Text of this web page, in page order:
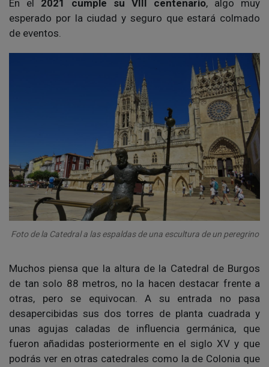
En el 2021 cumple su VIII centenario, algo muy
esperado por la ciudad y seguro que estará colmado
de eventos.
Foto de la Catedral a las espaldas de una escultura de un peregrino
Muchos piensa que la altura de la Catedral de Burgos
de tan solo 88 metros, no la hacen destacar frente a
otras, pero se equivocan. A su entrada no pasa
desapercibidas sus dos torres de planta cuadrada y
unas agujas caladas de influencia germánica, que
fueron añadidas posteriormente en el siglo XV y que
podrás ver en otras catedrales como la de Colonia que